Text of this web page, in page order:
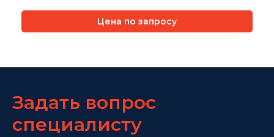
Цена по запросу
Задать вопрос
специалисту